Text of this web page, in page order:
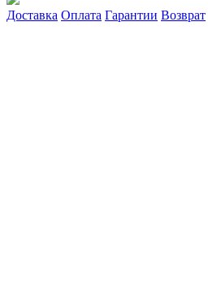
Доставка Оплата Гарантии Возврат